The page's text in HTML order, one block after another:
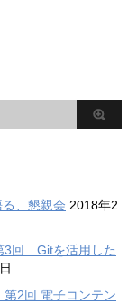
、懇親会 2018年2
3回 Gitを活用した
2回 電子コンテン